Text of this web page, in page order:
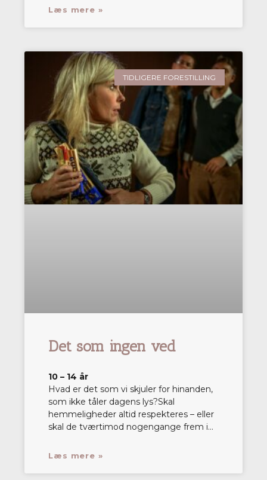
Læs mere »
TIDLIGERE FORESTILLING
Det som ingen ved
10 – 14 år
Hvad er det som vi skjuler for hinanden,
som ikke tåler dagens lys?Skal
hemmeligheder altid respekteres – eller
skal de tværtimod nogengange frem i…
Læs mere »